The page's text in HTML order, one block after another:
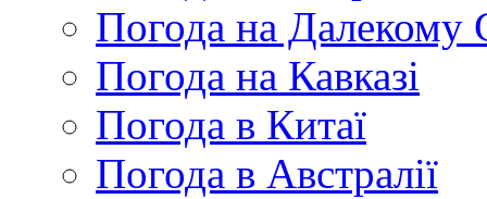
Погода на Далекому
Погода на Кавказі
Погода в Китаї
Погода в Австралії